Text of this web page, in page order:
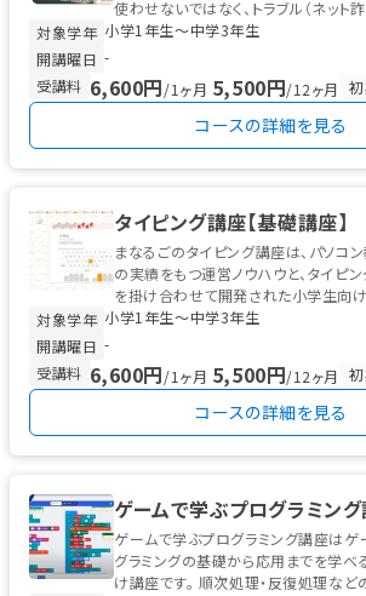
使わせないではなく、トラブル（ネッ
扱いなどから発生する...
対象学年 小学1年生〜中学3年生
開講曜日 -
受講料 6,600円/1ヶ月 5,500円/12ヶ月
コースの詳細を見る
タイピング講座【基礎講座】
まなるごのタイピング講座は、パソコ
の実績をもつ運営ノウハウと、タイピ
を掛け合わせて開発された小学生向け講座です
ながらローマ字入力や...
対象学年 小学1年生〜中学3年生
開講曜日 -
受講料 6,600円/1ヶ月 5,500円/12ヶ月
コースの詳細を見る
ゲームで学ぶプログラミン
ゲームで学ぶプログラミング講座はゲ
グラミングの基礎から応用までを学べ
け講座です。 順次処理・反復処理などの基本構文に加え、「リ